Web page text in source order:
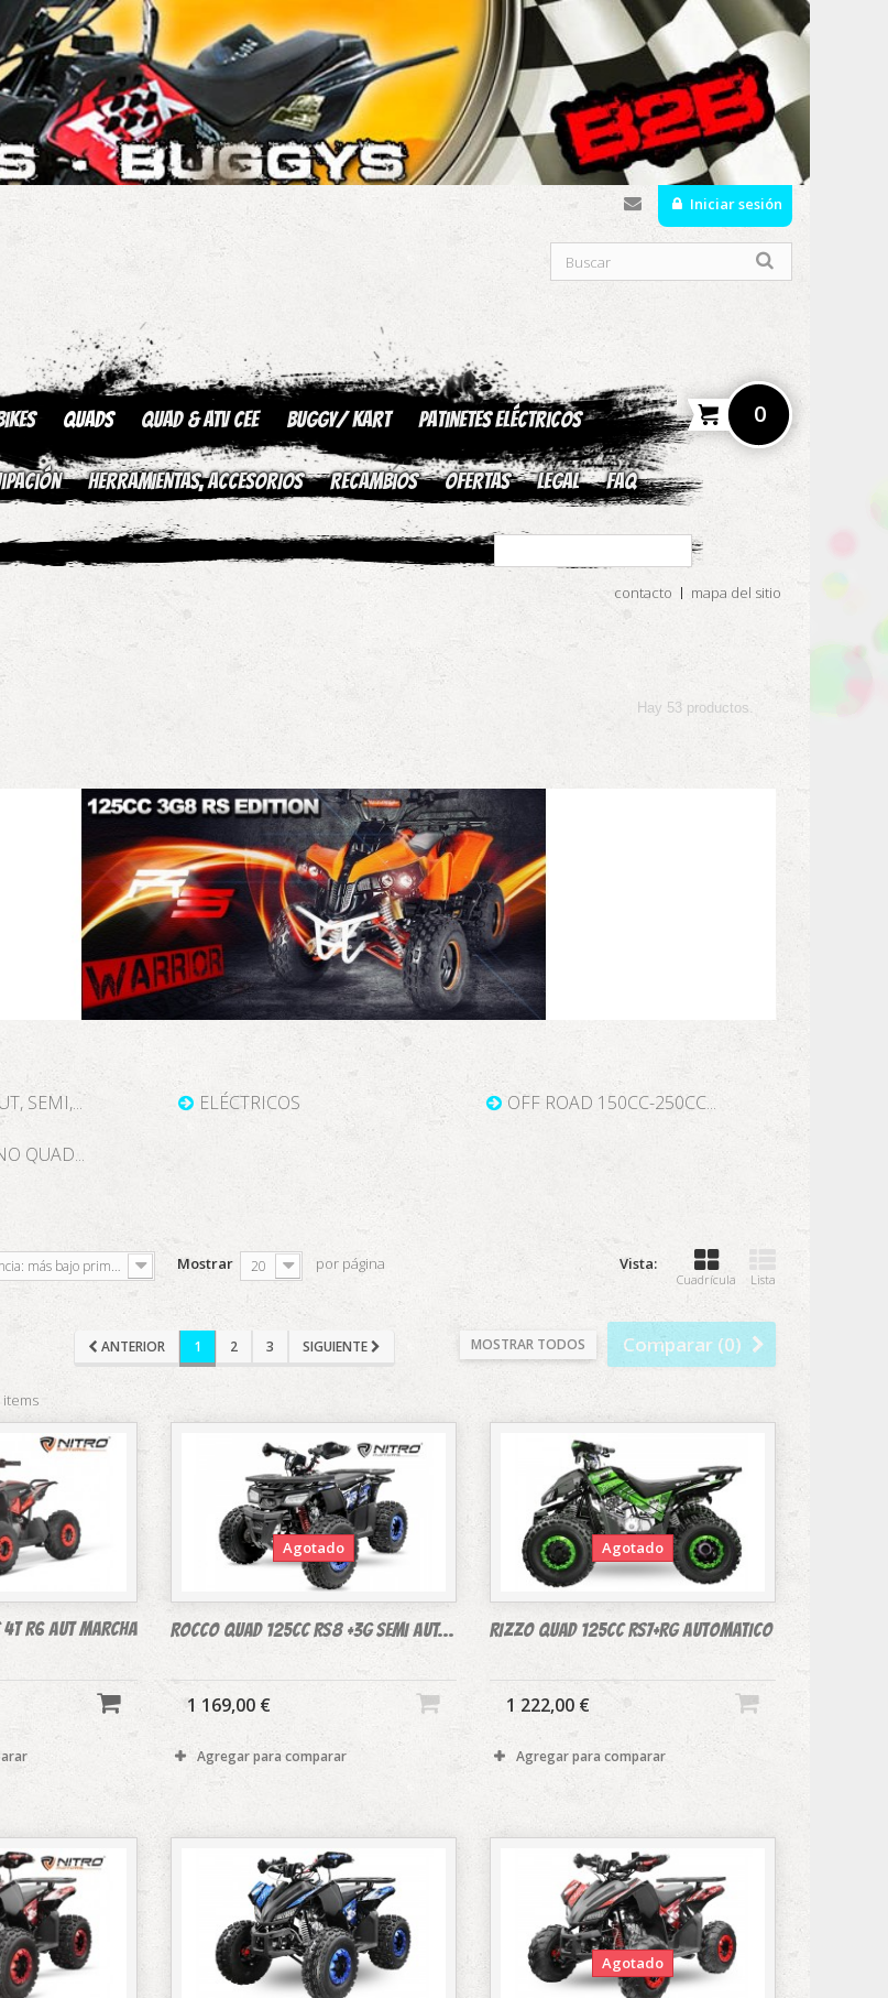
Iniciar sesión
0
Quads QUAD & ATV CEE Buggy/ kart Patinetes Eléctricos
HERRAMIENTAS, ACCESORIOS Recambios OFERTAS Legal fAQ
contacto mapa del sitio
Hay 53 productos.
SEMI,... ELÉCTRICOS OFF ROAD 150CC-250CC...
QUAD...
Vista:
Cuadrícula Lista
Referencia: más bajo primero Mostrar 20 por página
Comparar (0)
MOSTRAR TODOS
ANTERIOR 1 2 3 SIGUIENTE
items
4T R6 AUT MARCHA
Agotado
ROCCO QUAD 125CC RS8 +3G SEMI AUT...
1 169,00 €
Agregar para comparar
Agotado
RIZZO QUAD 125CC RS7+RG AUTOMATICO
1 222,00 €
Agregar para comparar
Agotado